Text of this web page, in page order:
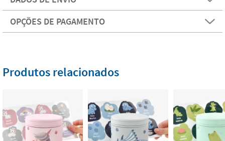
OPÇÕES DE PAGAMENTO
Produtos relacionados